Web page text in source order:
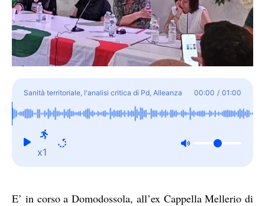
Sanità territoriale, l'analisi critica di Pd, Alleanza
Verdi Sinistra e 5 Stelle. L'incontro
00:00 / 01:00
x1
E’ in corso a Domodossola, all’ex Cappella Mellerio di